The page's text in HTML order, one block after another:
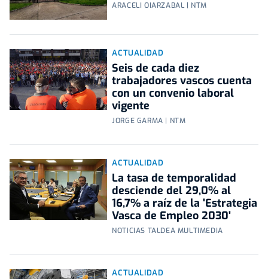
ARACELI OIARZABAL | NTM
ACTUALIDAD
Seis de cada diez
trabajadores vascos cuenta
con un convenio laboral
vigente
JORGE GARMA | NTM
ACTUALIDAD
La tasa de temporalidad
desciende del 29,0% al
16,7% a raíz de la 'Estrategia
Vasca de Empleo 2030'
NOTICIAS TALDEA MULTIMEDIA
ACTUALIDAD